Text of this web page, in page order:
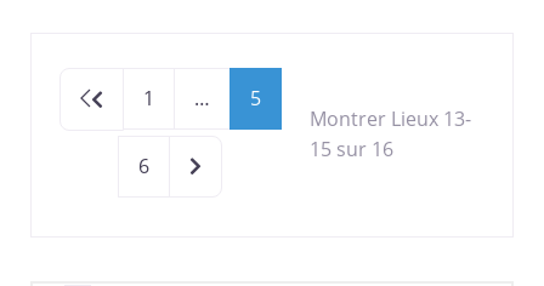
Newer posts
1 … 5
6 Older posts
Montrer Lieux 13-
15 sur 16